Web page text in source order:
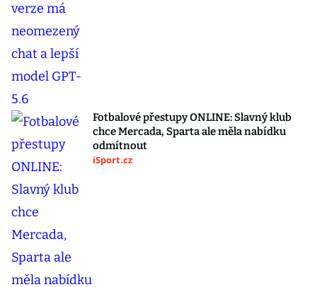
Fotbalové přestupy ONLINE: Slavný klub
chce Mercada, Sparta ale měla nabídku
odmítnout
iSport.cz